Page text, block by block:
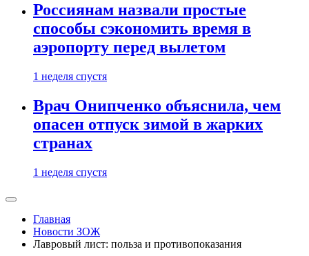
Россиянам назвали простые
способы сэкономить время в
аэропорту перед вылетом
1 неделя спустя
Врач Онипченко объяснила, чем
опасен отпуск зимой в жарких
странах
1 неделя спустя
Главная
Новости ЗОЖ
Лавровый лист: польза и противопоказания